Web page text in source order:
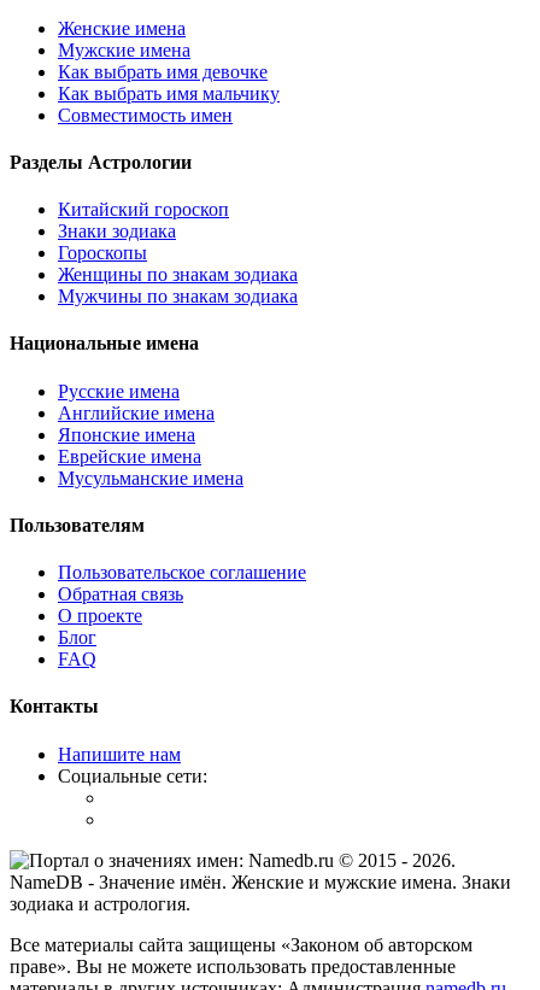
Женские имена
Мужские имена
Как выбрать имя девочке
Как выбрать имя мальчику
Совместимость имен
Разделы Астрологии
Китайский гороскоп
Знаки зодиака
Гороскопы
Женщины по знакам зодиака
Мужчины по знакам зодиака
Национальные имена
Русские имена
Английские имена
Японские имена
Еврейские имена
Мусульманские имена
Пользователям
Пользовательское соглашение
Обратная связь
О проекте
Блог
FAQ
Контакты
Напишите нам
Социальные сети:
© 2015 - 2026.
NameDB - Значение имён. Женские и мужские имена. Знаки
зодиака и астрология.
Все материалы сайта защищены «Законом об авторском
праве». Вы не можете использовать предоставленные